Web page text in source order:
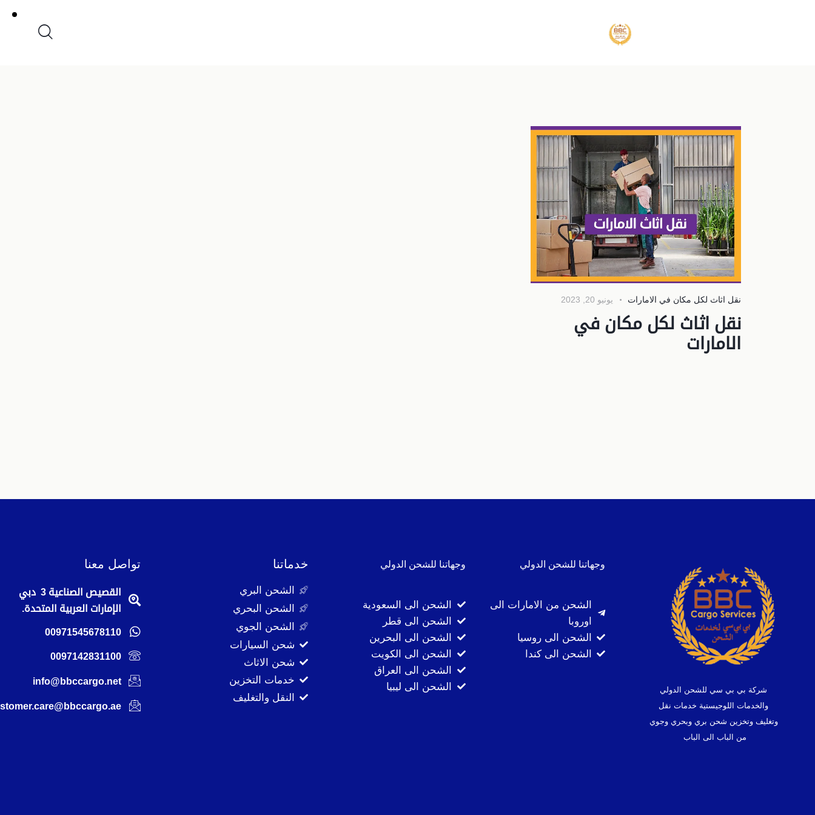
نقل اثاث لكل مكان في الامارات يونيو 20, 2023
نقل اثاث لكل مكان في
الامارات
شركة بي بي سي للشحن الدولي
والخدمات اللوجيستية خدمات نقل
وتغليف وتخزين شحن بري وبحري وجوي
من الباب الى الباب
وجهاتنا للشحن الدولي
الشحن من الامارات الى
اوروبا
الشحن الى روسيا
الشحن الى كندا
وجهاتنا للشحن الدولي
الشحن الى السعودية
الشحن الى قطر
الشحن الى البحرين
الشحن الى الكويت
الشحن الى العراق
الشحن الى ليبيا
خدماتنا
الشحن البري
الشحن البحري
الشحن الجوي
شحن السيارات
شحن الاثاث
خدمات التخزين
النقل والتغليف
تواصل معنا
القصيص الصناعية 3 دبي
الإمارات العربية المتحدة.
00971545678110
0097142831100
info@bbccargo.net